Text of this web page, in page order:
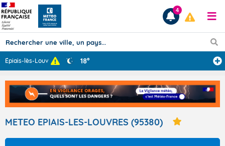
Prévisions
TOUS LES RÉSULTATS
Articles
4
Épiais-lès-Louv ... 18°
METEO EPIAIS-LES-LOUVRES (95380)